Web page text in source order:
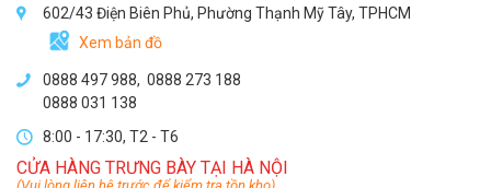
602/43 Điện Biên Phủ, Phường Thạnh Mỹ Tây, TPHCM
Xem bản đồ
0888 497 988, 0888 273 188
0888 031 138
8:00 - 17:30, T2 - T6
CỬA HÀNG TRƯNG BÀY TẠI HÀ NỘI